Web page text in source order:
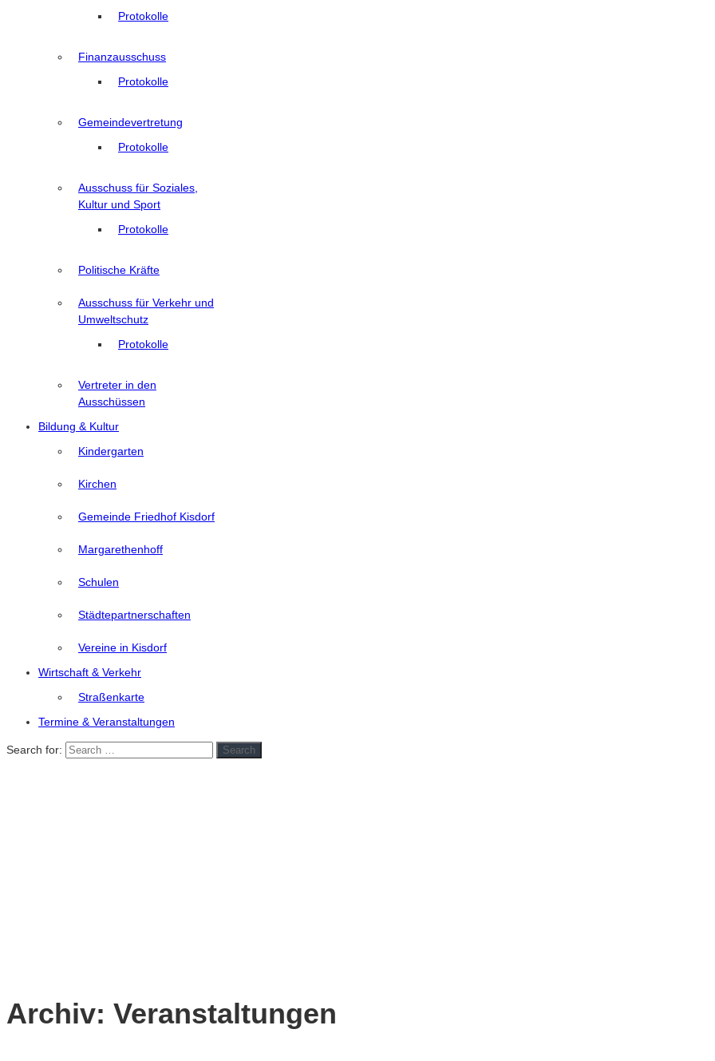
Protokolle
Finanzausschuss
Protokolle
Gemeindevertretung
Protokolle
Ausschuss für Soziales,
Kultur und Sport
Protokolle
Politische Kräfte
Ausschuss für Verkehr und
Umweltschutz
Protokolle
Vertreter in den
Ausschüssen
Bildung & Kultur
Kindergarten
Kirchen
Gemeinde Friedhof Kisdorf
Margarethenhoff
Schulen
Städtepartnerschaften
Vereine in Kisdorf
Wirtschaft & Verkehr
Straßenkarte
Termine & Veranstaltungen
Search for: Search
Archiv: Veranstaltungen